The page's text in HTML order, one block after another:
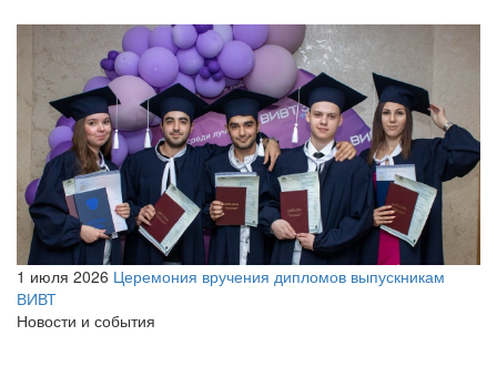
1 июля 2026 Церемония вручения дипломов выпускникам
ВИВТ
Новости и события